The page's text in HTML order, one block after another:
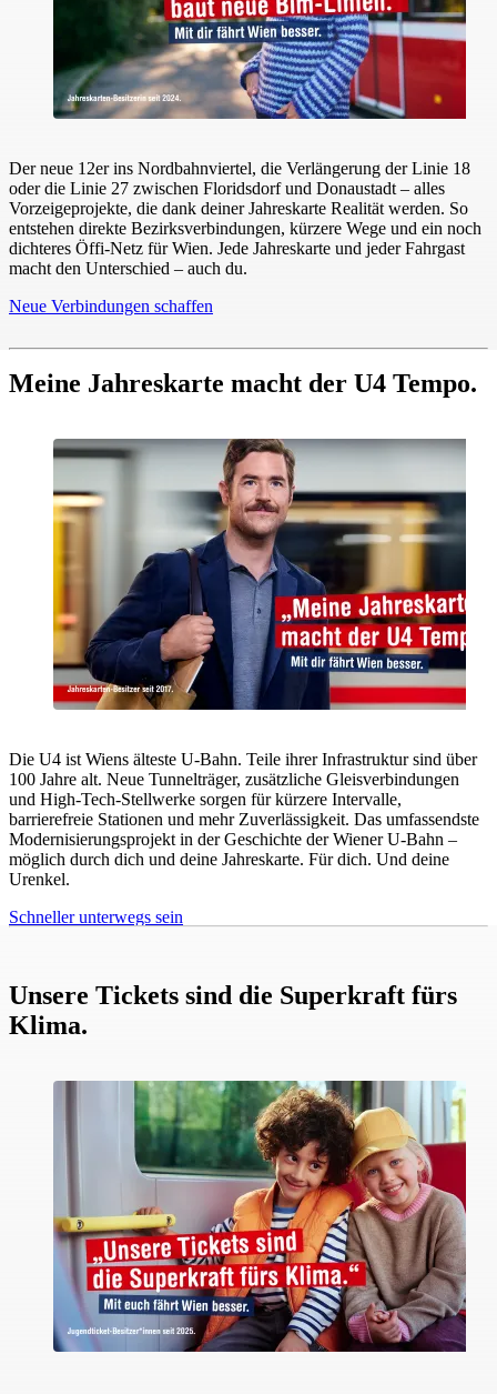
Der neue 12er ins Nordbahnviertel, die Verlängerung der Linie 18
oder die Linie 27 zwischen Floridsdorf und Donaustadt – alles
Vorzeigeprojekte, die dank deiner Jahreskarte Realität werden. So
entstehen direkte Bezirksverbindungen, kürzere Wege und ein noch
dichteres Öffi-Netz für Wien. Jede Jahreskarte und jeder Fahrgast
macht den Unterschied – auch du.
Neue Verbindungen schaffen
Meine Jahreskarte macht der U4 Tempo.
Die U4 ist Wiens älteste U-Bahn. Teile ihrer Infrastruktur sind über
100 Jahre alt. Neue Tunnelträger, zusätzliche Gleisverbindungen
und High-Tech-Stellwerke sorgen für kürzere Intervalle,
barrierefreie Stationen und mehr Zuverlässigkeit. Das umfassendste
Modernisierungsprojekt in der Geschichte der Wiener U-Bahn –
möglich durch dich und deine Jahreskarte. Für dich. Und deine
Urenkel.
Schneller unterwegs sein
Unsere Tickets sind die Superkraft fürs
Klima.